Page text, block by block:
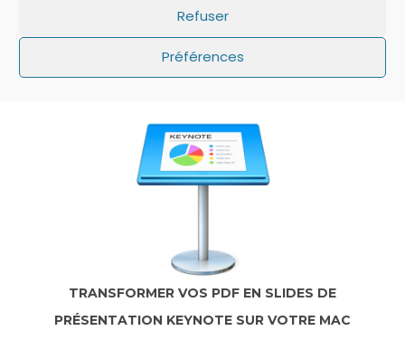
Refuser
Préférences
IOS: QUE FAIRE SI LE MINUTEUR NE S’AFFICHE
TRANSFORMER VOS PDF EN SLIDES DE
PRÉSENTATION KEYNOTE SUR VOTRE MAC